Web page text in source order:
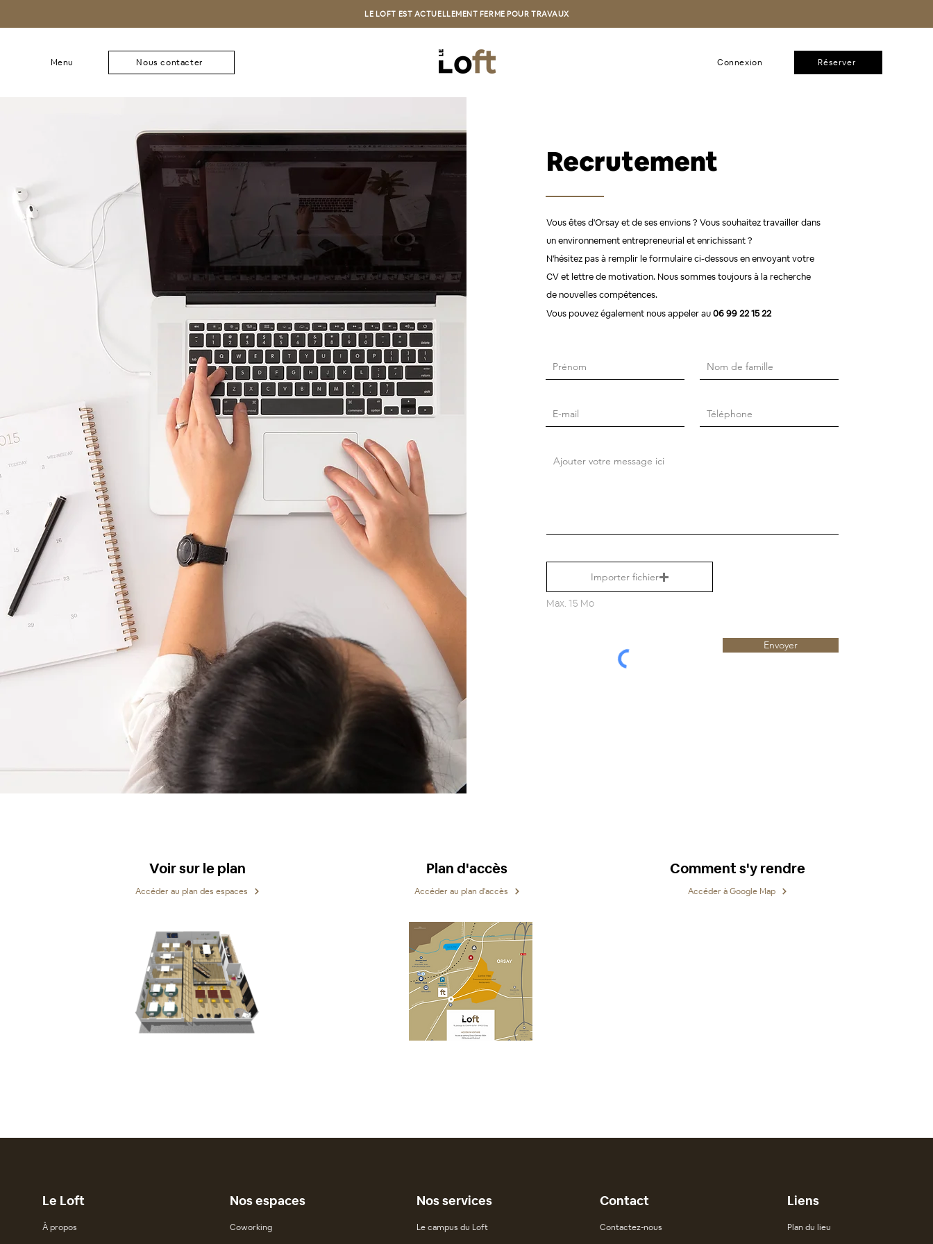
LE LOFT EST ACTUELLEMENT FERME POUR TRAVAUX
Menu Nous contacter Connexion Réserver
Recrutement
Vous êtes d'Orsay et de ses envions ? Vous souhaitez travailler dans
un environnement entrepreneurial et enrichissant ?
N'hésitez pas à remplir le formulaire ci-dessous en envoyant votre
CV et lettre de motivation. Nous sommes toujours à la recherche
de nouvelles compétences.
Vous pouvez également nous appeler au0699 22 15 22
Importer fichier
Max. 15 Mo
Envoyer
Voir sur le plan
Accéder au plan des espaces
Plan d'accès
Accéder au plan d'accès
Comment s'y rendre
Accéder à Google Map
Le Loft
À propos
Nos espaces
Coworking
Nos services
Le campus du Loft
Contact
Contactez-nous
Liens
Plan du lieu